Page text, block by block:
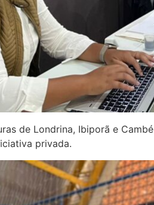
de Londrina, Ibiporã e
privada.